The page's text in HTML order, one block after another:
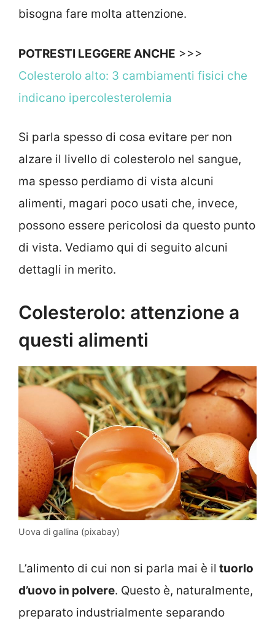
bisogna fare molta attenzione.
POTRESTI LEGGERE ANCHE >>>
Colesterolo alto: 3 cambiamenti fisici che
indicano ipercolesterolemia
Si parla spesso di cosa evitare per non
alzare il livello di colesterolo nel sangue,
ma spesso perdiamo di vista alcuni
alimenti, magari poco usati che, invece,
possono essere pericolosi da questo punto
di vista. Vediamo qui di seguito alcuni
dettagli in merito.
Colesterolo: attenzione a
questi alimenti
Uova di gallina (pixabay)
L’alimento di cui non si parla mai è il tuorlo
d’uovo in polvere. Questo è, naturalmente,
preparato industrialmente separando